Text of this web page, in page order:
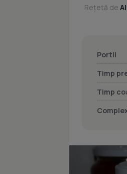
Rețetă de
Portii
Timp
Timp